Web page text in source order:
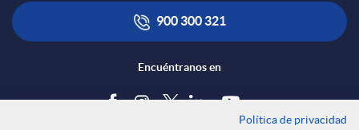
900 300 321
Encuéntranos en
Política de privacidad